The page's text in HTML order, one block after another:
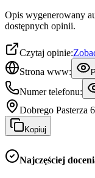
Opis wygenerowany
dostępnych opinii.
Czytaj opinie:
Strona www:
Numer telefonu:
Dobrego Pasterza
Kopiuj
Najczęściej